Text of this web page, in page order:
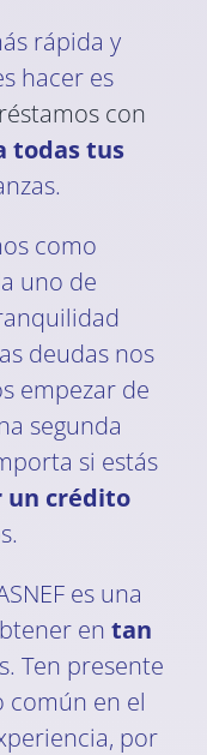
rápida y
hacer es
con
todas tus
como
uno de
deudas nos
empezar de
segunda
si estás
un crédito
es una
en tan
Ten presente
común en el
por